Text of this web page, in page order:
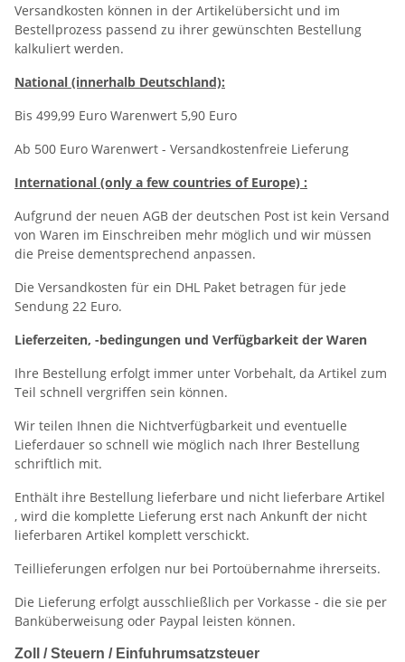
Versandkosten können in der Artikelübersicht und im
Bestellprozess passend zu ihrer gewünschten Bestellung
kalkuliert werden.
National (innerhalb Deutschland):
Bis 499,99 Euro Warenwert 5,90 Euro
Ab 500 Euro Warenwert - Versandkostenfreie Lieferung
International (only a few countries of Europe) :
Aufgrund der neuen AGB der deutschen Post ist kein Versand
von Waren im Einschreiben mehr möglich und wir müssen
die Preise dementsprechend anpassen.
Die Versandkosten für ein DHL Paket betragen für jede
Sendung 22 Euro.
Lieferzeiten, -bedingungen und Verfügbarkeit der Waren
Ihre Bestellung erfolgt immer unter Vorbehalt, da Artikel zum
Teil schnell vergriffen sein können.
Wir teilen Ihnen die Nichtverfügbarkeit und eventuelle
Lieferdauer so schnell wie möglich nach Ihrer Bestellung
schriftlich mit.
Enthält ihre Bestellung lieferbare und nicht lieferbare Artikel
, wird die komplette Lieferung erst nach Ankunft der nicht
lieferbaren Artikel komplett verschickt.
Teillieferungen erfolgen nur bei Portoübernahme ihrerseits.
Die Lieferung erfolgt ausschließlich per Vorkasse - die sie per
Banküberweisung oder Paypal leisten können.
Zoll / Steuern / Einfuhrumsatzsteuer